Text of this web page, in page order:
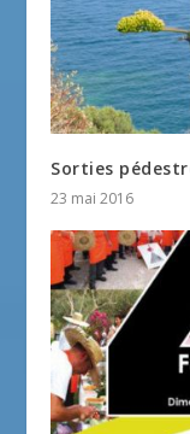
Sorties
23 mai 2016